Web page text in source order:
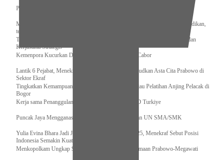
Pengurus Pusat Pordasi Pacu Dapat Pesan dari Sri Paduka
Menag RI dan Dua Menteri Yordania Jalin Sinergi Bidang Wakaf dan Pendidikan,
termasuk Beasiswa
Tiba di Tanah Air, Presiden Prabowo Subianto Bawa Komitmen Investasi dan
Kerjasama Strategis
Kemenpora Kucurkan Dana untuk Pelatnas pada 13 Cabor
Lantik 6 Pejabat, Menekraf Tegaskan Komitmen Wujudkan Asta Cita Prabowo di
Sektor Ekraf
Tingkatkan Kemampuan K9 TNI, Panglima TNI Tinjau Pelatihan Anjing Pelacak di
Bogor
Kerja sama Penanggulangan Bencana BNPB – AFAD Turkiye
Puncak Jaya Mengganas, TNI-POLRI Solid Amankan UN SMA/SMK
Yulia Evina Bhara Jadi Juri Festival Film Cannes 2025, Menekraf Sebut Posisi
Indonesia Semakin Kuat
Menkopolkam Ungkap Spirit Persatuan dan Kebersamaan Prabowo-Megawati